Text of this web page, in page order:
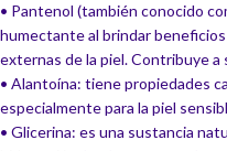
• Pantenol (también conocido
humectante al brindar
externas de la piel. Contribuye a
• Alantoína: tiene propiedades
especialmente para la piel
• Glicerina: es una sustancia